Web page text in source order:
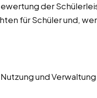
der
für Schüler und,
und